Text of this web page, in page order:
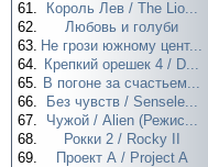
61.
Король Лев / The Lio...
62.
Любовь и голуби
63. Не грози южному цент...
64. Крепкий орешек 4 / D...
65. В погоне за счастьем...
66.
Без чувств / Sensele...
67.
Чужой / Alien (Режис...
68.
Рокки 2 / Rocky II
69.
Проект А / Project A